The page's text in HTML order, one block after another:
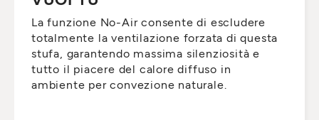
La funzione No-Air consente di escludere
totalmente la ventilazione forzata di questa
stufa, garantendo massima silenziosità e
tutto il piacere del calore diffuso in
ambiente per convezione naturale.